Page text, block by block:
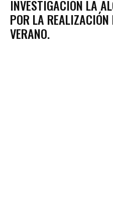
INVESTIGACIÓN LA
POR LA REALIZACIÓN
VERANO.